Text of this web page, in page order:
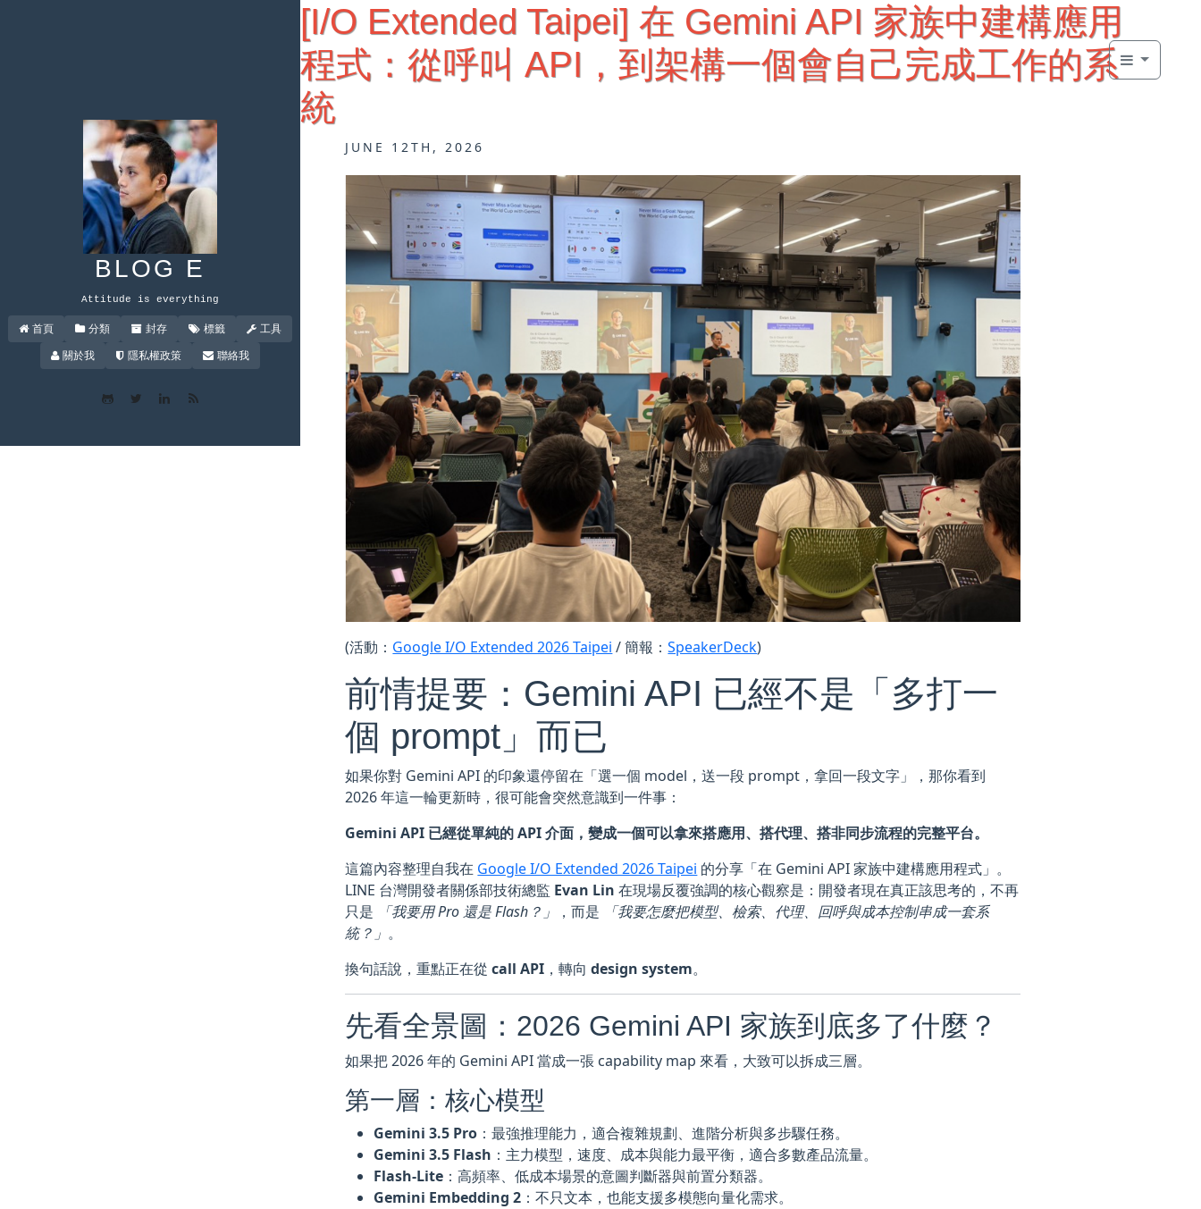
BLOG E
Attitude is everything
首頁 分類 封存 標籤
工具
關於我
隱私權政策 聯絡我
[I/O Extended Taipei] 在 Gemini API 家族中建構應用
程式：從呼叫 API，到架構一個會自己完成工作的系
統
JUNE 12TH, 2026
(活動： Google I/O Extended 2026 Taipei / 簡報：SpeakerDeck)
前情提要：Gemini API 已經不是「多打一
個 prompt」而已
如果你對 Gemini API 的印象還停留在「選一個 model，送一段 prompt，拿回一段文字」，那你看到
2026 年這一輪更新時，很可能會突然意識到一件事：
Gemini API 已經從單純的 API 介面，變成一個可以拿來搭應用、搭代理、搭非同步流程的完整平台。
這篇內容整理自我在 Google I/O Extended 2026 Taipei 的分享「在 Gemini API 家族中建構應用程式」。
LINE 台灣開發者關係部技術總監 Evan Lin 在現場反覆強調的核心觀察是：開發者現在真正該思考的，不再
只是
「我要用 Pro 還是 Flash？」 ，而是
「我要怎麼把模型、檢索、代理、回呼與成本控制串成一套系
統？」 。
換句話說，重點正在從call API ，轉向design system。
先看全景圖：2026 Gemini API 家族到底多了什麼？
如果把 2026 年的 Gemini API 當成一張 capability map 來看，大致可以拆成三層。
第一層：核心模型
Gemini 3.5 Pro ：最強推理能力，適合複雜規劃、進階分析與多步驟任務。
Gemini 3.5 Flash ：主力模型，速度、成本與能力最平衡，適合多數產品流量。
Flash-Lite ：高頻率、低成本場景的意圖判斷器與前置分類器。
Gemini Embedding 2 ：不只文本，也能支援多模態向量化需求。